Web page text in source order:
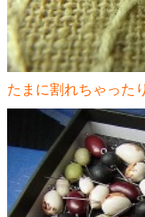
たまに割れちゃった